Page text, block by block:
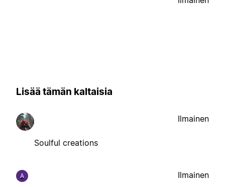
Lisää tämän kaltaisia
Soulful creations
Ilmainen
A Ilmainen